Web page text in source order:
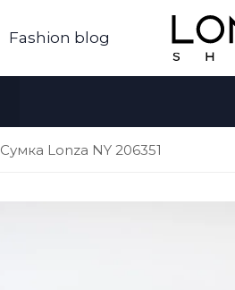
Fashion blog
Сумка Lonza NY 206351